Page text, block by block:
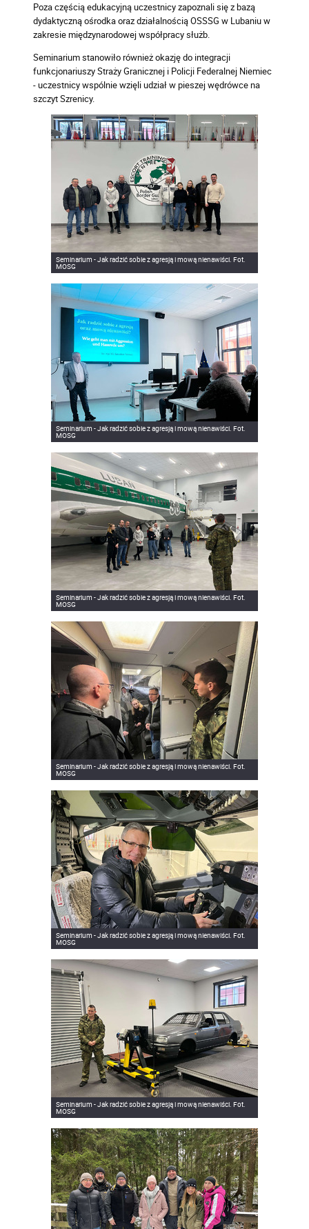
Poza częścią edukacyjną uczestnicy zapoznali się z bazą
dydaktyczną ośrodka oraz działalnością OSSSG w Lubaniu w
zakresie międzynarodowej współpracy służb.
Seminarium stanowiło również okazję do integracji
funkcjonariuszy Straży Granicznej i Policji Federalnej Niemiec
- uczestnicy wspólnie wzięli udział w pieszej wędrówce na
szczyt Szrenicy.
Seminarium - Jak radzić sobie z agresją i mową nienawiści. Fot.
MOSG
Seminarium - Jak radzić sobie z agresją i mową nienawiści. Fot.
MOSG
Seminarium - Jak radzić sobie z agresją i mową nienawiści. Fot.
MOSG
Seminarium - Jak radzić sobie z agresją i mową nienawiści. Fot.
MOSG
Seminarium - Jak radzić sobie z agresją i mową nienawiści. Fot.
MOSG
Seminarium - Jak radzić sobie z agresją i mową nienawiści. Fot.
MOSG